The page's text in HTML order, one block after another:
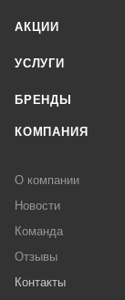
АКЦИИ
УСЛУГИ
БРЕНДЫ
КОМПАНИЯ
О компании
Новости
Команда
Отзывы
Контакты